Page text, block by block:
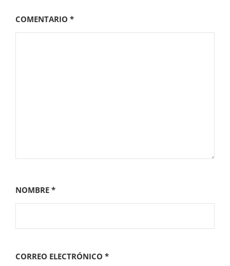
COMENTARIO *
NOMBRE *
CORREO ELECTRÓNICO *